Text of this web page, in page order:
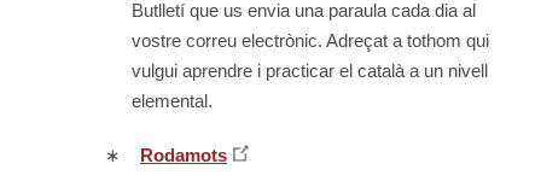
Butlletí que us envia una paraula cada dia al
vostre correu electrònic. Adreçat a tothom qui
vulgui aprendre i practicar el català a un nivell
elemental.
∗ Rodamots